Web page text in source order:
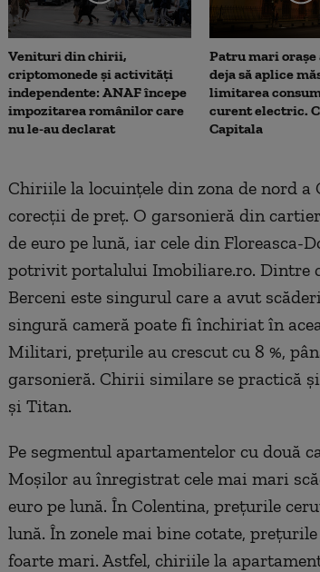
Venituri din chirii,
criptomonede și activități
independente: ANAF începe
impozitarea românilor care
nu le-au declarat
Patru mari
deja să aplice
limitarea
curent electric.
Capitala
Chiriile la locuinţele din zona de nord
corecţii de preţ. O garsonieră din
de euro pe lună, iar cele din Floreasca-
potrivit portalului Imobiliare.ro. Dintre
Berceni este singurul care a avut
singură cameră poate fi închiriat în
Militari, preţurile au crescut cu 8 %,
garsonieră. Chirii similare se practică
şi Titan.
Pe segmentul apartamentelor cu două
Moşilor au înregistrat cele mai mari
euro pe lună. În Colentina, preţurile
lună. În zonele mai bine cotate,
foarte mari. Astfel, chiriile la